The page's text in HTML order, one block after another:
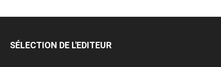
SÉLECTION DE L'EDITEUR